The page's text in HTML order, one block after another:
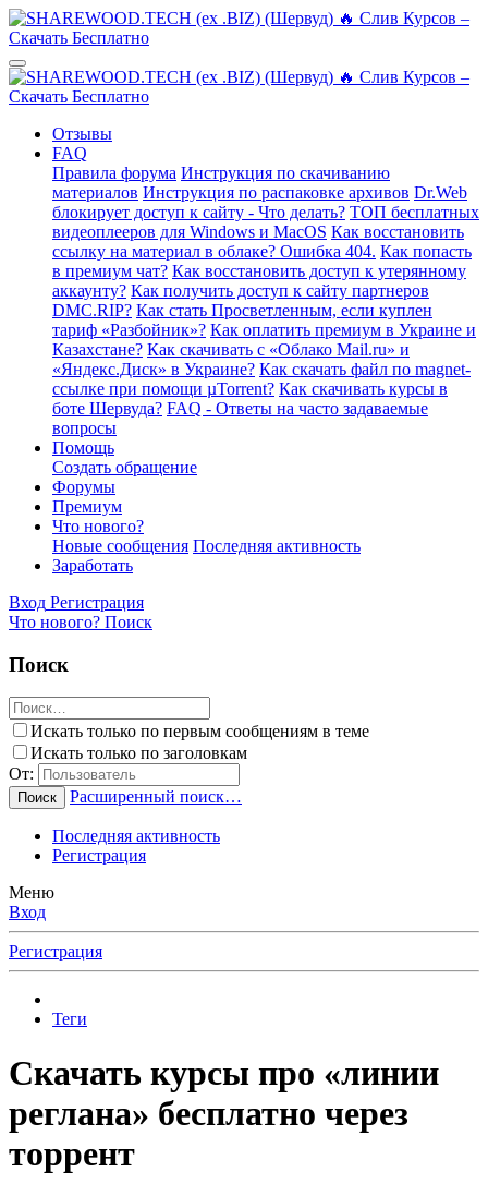
Отзывы
FAQ
Правила форума Инструкция по скачиванию
материалов Инструкция по распаковке архивов Dr.Web
блокирует доступ к сайту - Что делать? ТОП бесплатных
видеоплееров для Windows и MacOS Как восстановить
ссылку на материал в облаке? Ошибка 404. Как попасть
в премиум чат? Как восстановить доступ к утерянному
аккаунту? Как получить доступ к сайту партнеров
DMC.RIP? Как стать Просветленным, если куплен
тариф «Разбойник»? Как оплатить премиум в Украине и
Казахстане? Как скачивать с «Облако Mail.ru» и
«Яндекс.Диск» в Украине? Как скачать файл по magnet-
ссылке при помощи µTorrent? Как скачивать курсы в
боте Шервуда? FAQ - Ответы на часто задаваемые
вопросы
Помощь
Создать обращение
Форумы
Премиум
Что нового?
Новые сообщения Последняя активность
Заработать
Вход Регистрация
Что нового? Поиск
Поиск
Искать только по первым сообщениям в теме
Искать только по заголовкам
От:
Поиск Расширенный поиск…
Последняя активность
Регистрация
Меню
Вход
Регистрация
Теги
Скачать курсы про «линии
реглана» бесплатно через
торрент